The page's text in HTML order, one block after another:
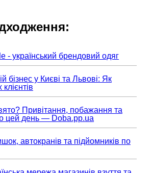
- український брендовий одяг
бізнес у Києві та Львові: Як
Привітання, побажання та
цей день — Doba.pp.ua
автокранів та підйомників по